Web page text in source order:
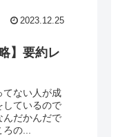
2023.12.25
】要約レ
てない人が成
しているので
んだかんだで
ろの...